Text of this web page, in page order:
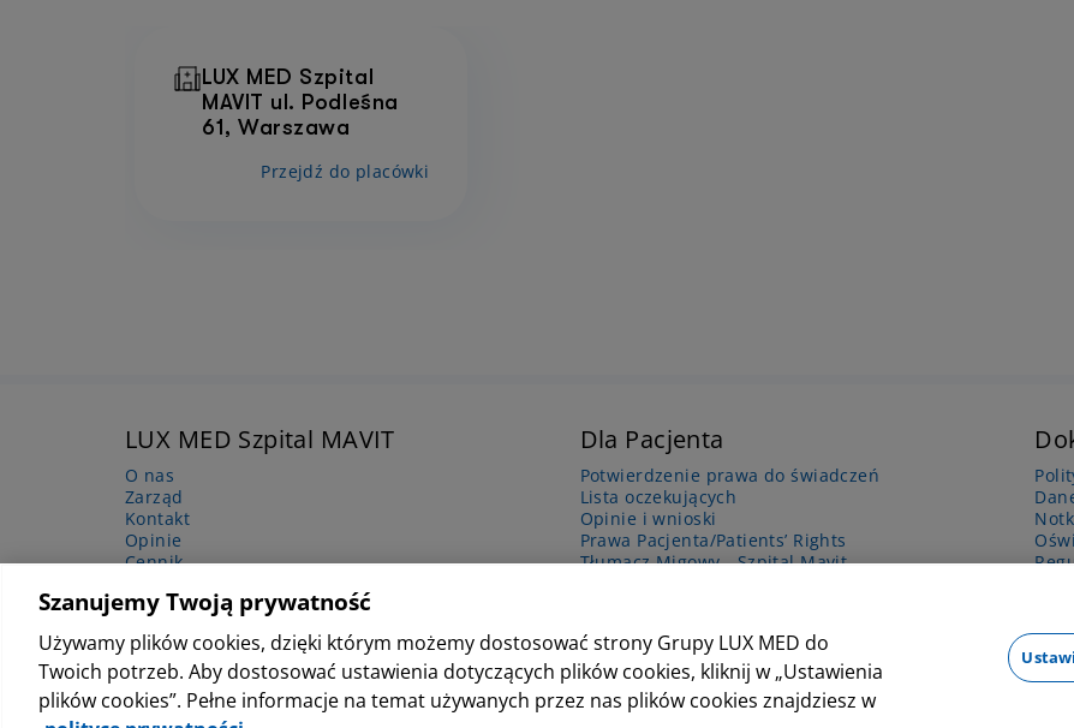
LUX MED Szpital
MAVIT ul. Podleśna
61, Warszawa
Przejdź do placówki
LUX MED Szpital MAVIT
O nas
Zarząd
Kontakt
Opinie
Cennik
Informacje o świadczeniodawcy
Dla Pacjenta
Potwierdzenie prawa do świadczeń
Lista oczekujących
Opinie i wnioski
Prawa Pacjenta/Patients’ Rights
Tłumacz Migowy - Szpital Mavit
Żywienie dla zdrowia - Szpital Mavit
Szanujemy Twoją prywatność
Używamy plików cookies, dzięki którym możemy dostosować strony Grupy LUX MED do
Twoich potrzeb. Aby dostosować ustawienia dotyczących plików cookies, kliknij w „Ustawienia
plików cookies”. Pełne informacje na temat używanych przez nas plików cookies znajdziesz w